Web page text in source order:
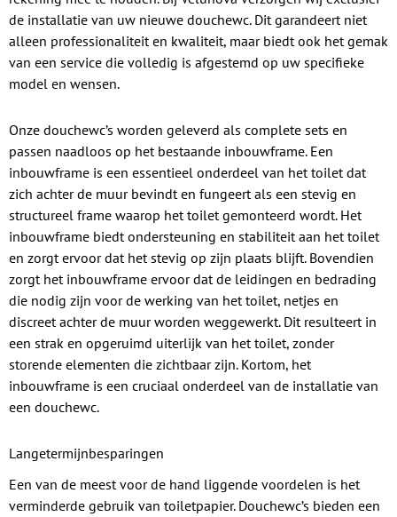
de installatie van uw nieuwe douchewc. Dit garandeert niet
alleen professionaliteit en kwaliteit, maar biedt ook het gemak
van een service die volledig is afgestemd op uw specifieke
model en wensen.
Onze douchewc’s worden geleverd als complete sets en
passen naadloos op het bestaande inbouwframe. Een
inbouwframe is een essentieel onderdeel van het toilet dat
zich achter de muur bevindt en fungeert als een stevig en
structureel frame waarop het toilet gemonteerd wordt. Het
inbouwframe biedt ondersteuning en stabiliteit aan het toilet
en zorgt ervoor dat het stevig op zijn plaats blijft. Bovendien
zorgt het inbouwframe ervoor dat de leidingen en bedrading
die nodig zijn voor de werking van het toilet, netjes en
discreet achter de muur worden weggewerkt. Dit resulteert in
een strak en opgeruimd uiterlijk van het toilet, zonder
storende elementen die zichtbaar zijn. Kortom, het
inbouwframe is een cruciaal onderdeel van de installatie van
een douchewc.
Langetermijnbesparingen
Een van de meest voor de hand liggende voordelen is het
verminderde gebruik van toiletpapier. Douchewc’s bieden een